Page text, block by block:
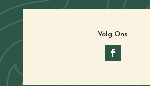
Volg Ons